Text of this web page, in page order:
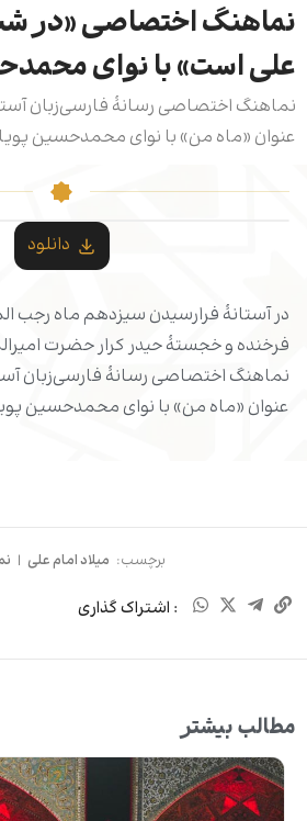
نماهنگ اختصاصی «در
علی است» با نوای
نماهنگ اختصاصی رسانۀ فارسی‌زبان
عنوان «ماه من» با نوای محمدحسین
دانلود
در آستانۀ فرارسیدن سیزدهم ماه رجب
فرخنده و خجستۀ حیدر کرار حضرت
نماهنگ اختصاصی رسانۀ فارسی‌زبان
عنوان «ماه من» با نوای محمدحسین
برچسب: میلاد امام علی |
: اشتراک گذاری
مطالب بیشتر